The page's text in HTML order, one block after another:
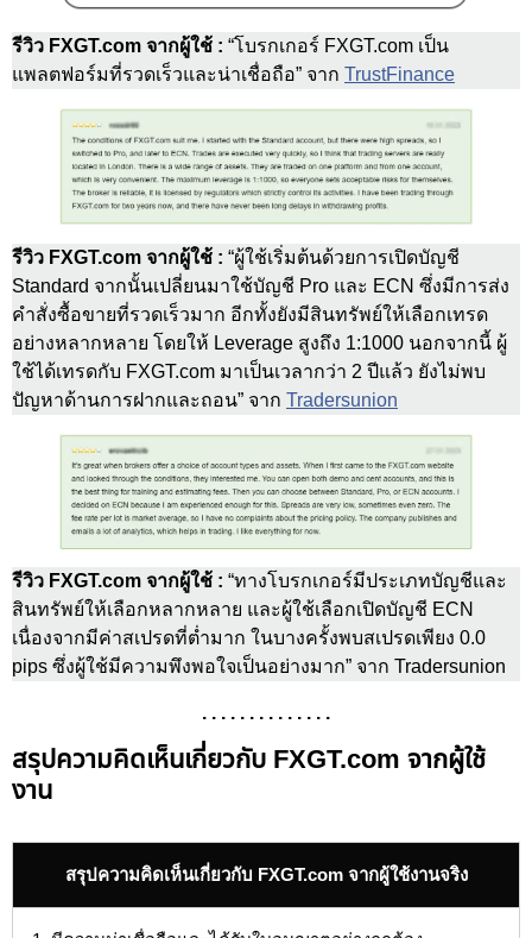
รีวิว FXGT.com จากผู้ใช้ : “โบรกเกอร์ FXGT.com เป็น
แพลตฟอร์มที่รวดเร็วและน่าเชื่อถือ” จาก TrustFinance
รีวิว FXGT.com จากผู้ใช้ : “ผู้ใช้เริ่มต้นด้วยการเปิดบัญชี
Standard จากนั้นเปลี่ยนมาใช้บัญชี Pro และ ECN ซึ่งมีการส่ง
คำสั่งซื้อขายที่รวดเร็วมาก อีกทั้งยังมีสินทรัพย์ให้เลือกเทรด
อย่างหลากหลาย โดยให้ Leverage สูงถึง 1:1000 นอกจากนี้ ผู้
ใช้ได้เทรดกับ FXGT.com มาเป็นเวลากว่า 2 ปีแล้ว ยังไม่พบ
ปัญหาด้านการฝากและถอน” จาก Tradersunion
รีวิว FXGT.com จากผู้ใช้ : “ทางโบรกเกอร์มีประเภทบัญชีและ
สินทรัพย์ให้เลือกหลากหลาย และผู้ใช้เลือกเปิดบัญชี ECN
เนื่องจากมีค่าสเปรดที่ต่ำมาก ในบางครั้งพบสเปรดเพียง 0.0
pips ซึ่งผู้ใช้มีความพึงพอใจเป็นอย่างมาก” จาก Tradersunion
. . . . . . . . . . . . . .
สรุปความคิดเห็นเกี่ยวกับ FXGT.com จากผู้ใช้
งาน
สรุปความคิดเห็นเกี่ยวกับ FXGT.com จากผู้ใช้งานจริง